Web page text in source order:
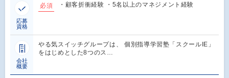
応募
資格
必須 ・顧客折衝経験 ・5名以上のマネジメント経験
会社
概要
やる気スイッチグループは、 個別指導学習塾「スクールIE」
をはじめとした8つのス…